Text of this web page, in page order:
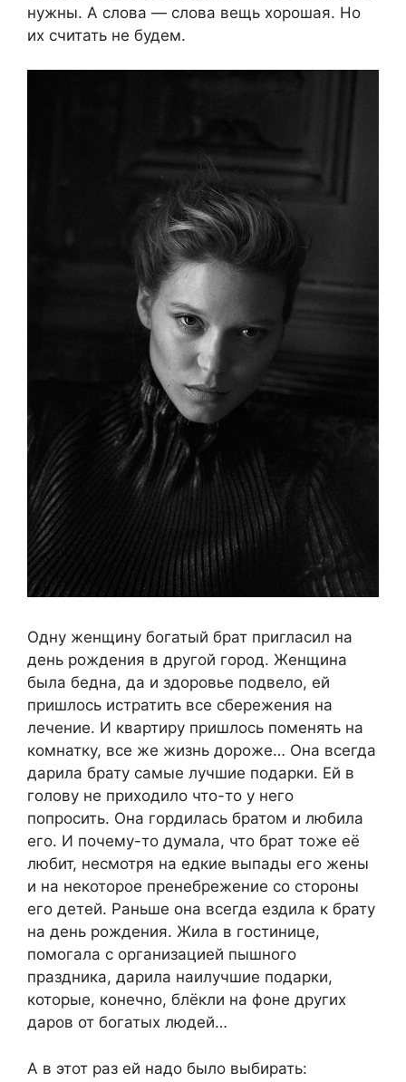
нужны. А слова — слова вещь хорошая. Но
их считать не будем.
Одну женщину богатый брат пригласил на
день рождения в другой город. Женщина
была бедна, да и здоровье подвело, ей
пришлось истратить все сбережения на
лечение. И квартиру пришлось поменять на
комнатку, все же жизнь дороже… Она всегда
дарила брату самые лучшие подарки. Ей в
голову не приходило что-то у него
попросить. Она гордилась братом и любила
его. И почему-то думала, что брат тоже её
любит, несмотря на едкие выпады его жены
и на некоторое пренебрежение со стороны
его детей. Раньше она всегда ездила к брату
на день рождения. Жила в гостинице,
помогала с организацией пышного
праздника, дарила наилучшие подарки,
которые, конечно, блёкли на фоне других
даров от богатых людей…
А в этот раз ей надо было выбирать: